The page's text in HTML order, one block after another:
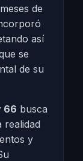
de
así
se
de su
66 busca
realidad
y